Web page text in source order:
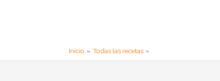
Inicio Todas las recetas